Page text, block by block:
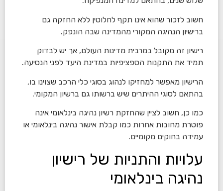
חשוב לזכור שהוא אינו תקף לחלוטין ללא החזקה גם
ברישיון הנהיגה המקורי מהמדינה שבה הונפק.
רישיון זה מקובל במרבית מדינות העולם, אך יש לבדוק
תמיד את התקנות הספציפיות במדינת היעד לפני הנסיעה.
הרישיון מאפשר למחזיקו לנהוג בסוגי כלי הרכב שצוינו בו,
בהתאם לסוגי ההיתרים שיש ברשותו גם ברשיון המקומי.
כמו כן, חשוב לציין שהחזקת רשיון נהיגה בינלאומי אינה
פוטרת מחובות אחרות כמו קבלת אישור נהיגה בינלאומי או
עמידה בחוקים מקומיים.
עלויות והתניות של רישיון
נהיגה בינלאומי